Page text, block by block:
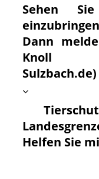
Sehen
Dann
Knoll
Sulzbach.de)
Helfen Sie